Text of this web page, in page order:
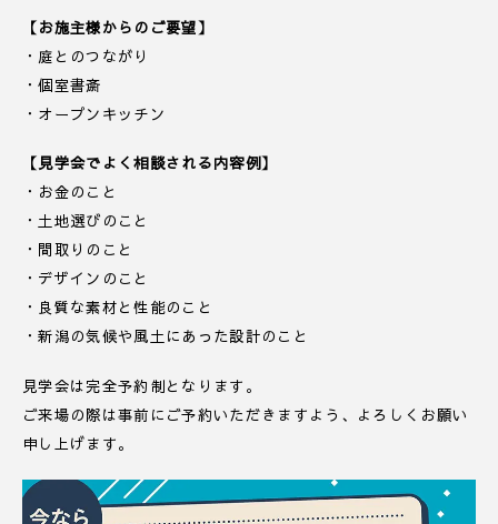
【お施主様からのご要望】
・庭とのつながり
・個室書斎
・オープンキッチン
【見学会でよく相談される内容例】
・お金のこと
・土地選びのこと
・間取りのこと
・デザインのこと
・良質な素材と性能のこと
・新潟の気候や風土にあった設計のこと
見学会は完全予約制となります。
ご来場の際は事前にご予約いただきますよう、よろしくお願い
申し上げます。